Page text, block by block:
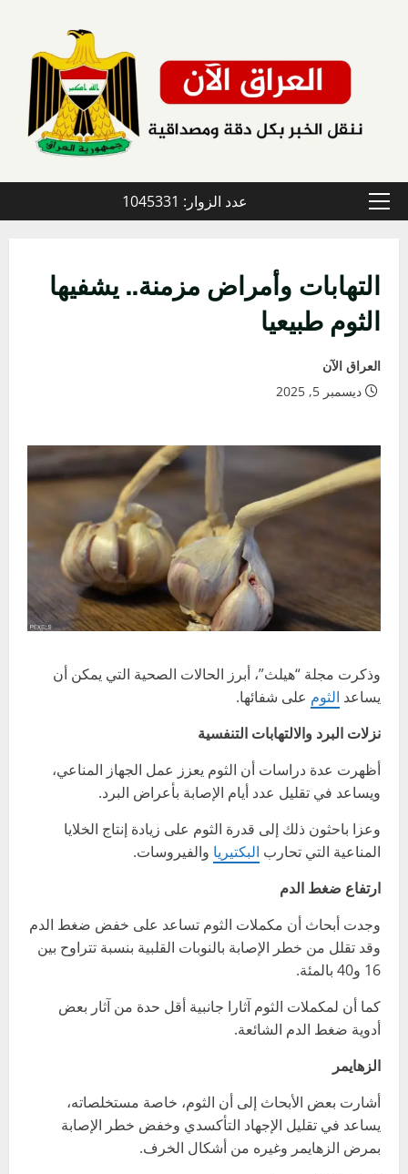
القائمة
عدد الزوار: 1045331
التهابات وأمراض مزمنة.. يشفيها
الثوم طبيعيا
العراق الآن
ديسمبر 5, 2025
وذكرت مجلة “هيلث”، أبرز الحالات الصحية التي يمكن أن
يساعد الثوم على شفائها.
نزلات البرد والالتهابات التنفسية
أظهرت عدة دراسات أن الثوم يعزز عمل الجهاز المناعي،
ويساعد في تقليل عدد أيام الإصابة بأعراض البرد.
وعزا باحثون ذلك إلى قدرة الثوم على زيادة إنتاج الخلايا
المناعية التي تحارب البكتيريا والفيروسات.
ارتفاع ضغط الدم
وجدت أبحاث أن مكملات الثوم تساعد على خفض ضغط الدم
وقد تقلل من خطر الإصابة بالنوبات القلبية بنسبة تتراوح بين
16 و40 بالمئة.
كما أن لمكملات الثوم آثارا جانبية أقل حدة من آثار بعض
أدوية ضغط الدم الشائعة.
الزهايمر
أشارت بعض الأبحاث إلى أن الثوم، خاصة مستخلصاته،
يساعد في تقليل الإجهاد التأكسدي وخفض خطر الإصابة
بمرض الزهايمر وغيره من أشكال الخرف.